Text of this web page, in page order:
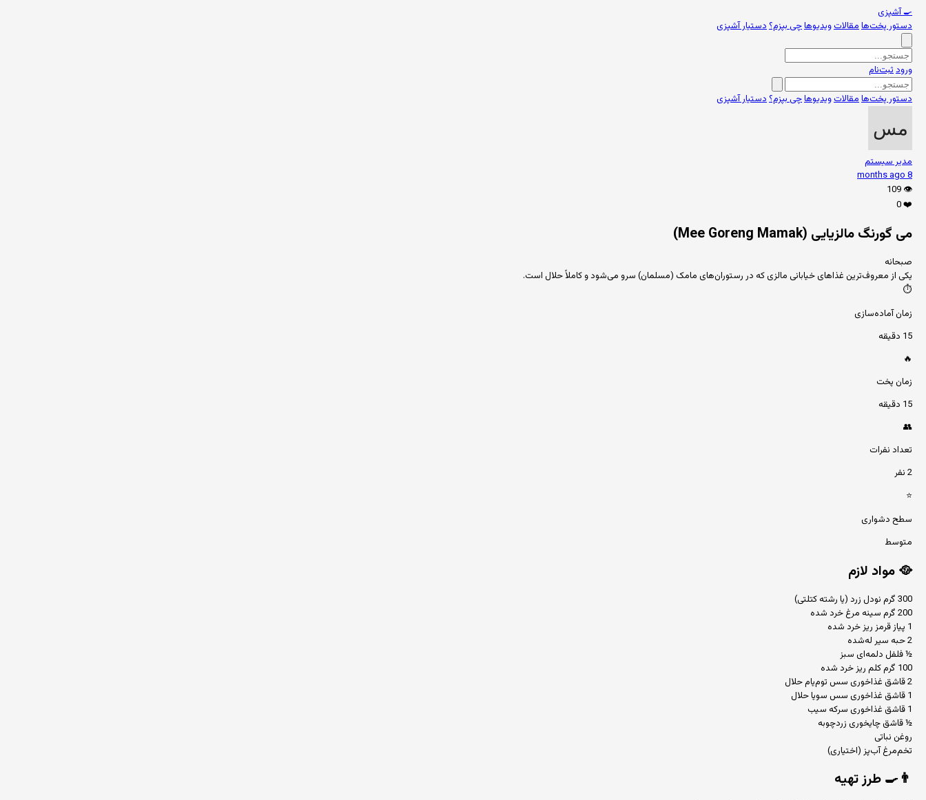
🍳آشپزی
دستور پخت‌هامقالاتویدیوهاچی بپزم؟دستیار آشپزی
ورودثبت‌نام
دستور پخت‌هامقالاتویدیوهاچی بپزم؟دستیار آشپزی
مدیر سیستم
8 months ago
👁️
109
❤️
0
می گورنگ مالزیایی (Mee Goreng Mamak)
صبحانه
یکی از معروف‌ترین غذاهای خیابانی مالزی که در رستوران‌های مامک (مسلمان) سرو می‌شود و کاملاً حلال است.
⏱️
زمان آماده‌سازی
15 دقیقه
🔥
زمان پخت
15 دقیقه
👥
تعداد نفرات
2 نفر
⭐
سطح دشواری
متوسط
🥘 مواد لازم
300 گرم نودل زرد (یا رشته کتلتی)
200 گرم سینه مرغ خرد شده
1 پیاز قرمز ریز خرد شده
2 حبه سیر له‌شده
½ فلفل دلمه‌ای سبز
100 گرم کلم ریز خرد شده
2 قاشق غذاخوری سس توم‌یام حلال
1 قاشق غذاخوری سس سویا حلال
1 قاشق غذاخوری سرکه سیب
½ قاشق چایخوری زردچوبه
روغن نباتی
تخم‌مرغ آب‌پز (اختیاری)
👨‍🍳 طرز تهیه